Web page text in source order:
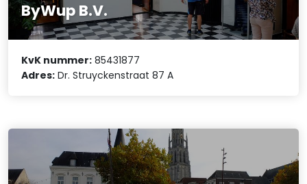
ByWup B.V.
KvK nummer: 85431877
Adres: Dr. Struyckenstraat 87 A